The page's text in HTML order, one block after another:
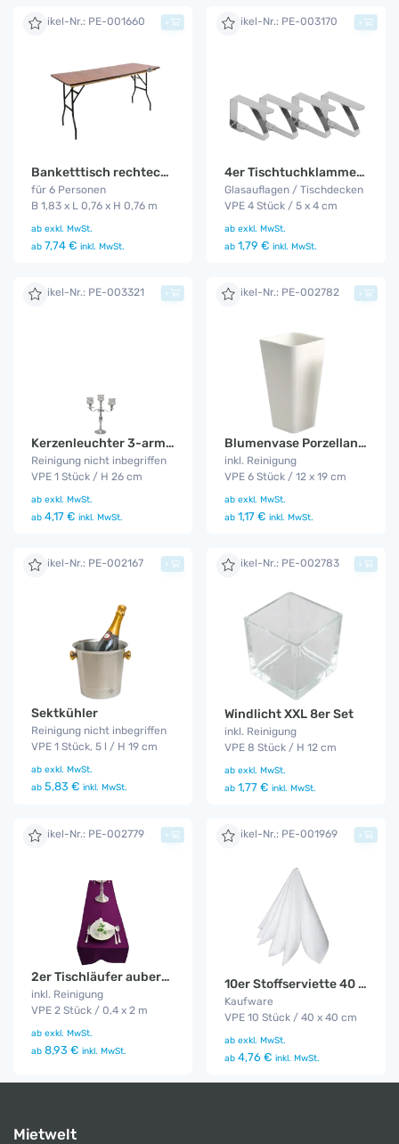
Artikel-Nr.: PE-001660
Banketttisch rechteckig 1,83 m
für 6 Personen
B 1,83 x L 0,76 x H 0,76 m
ab exkl. MwSt.
ab 7,74 € inkl. MwSt.
+ Artikel-Nr.: PE-003170
4er Tischtuchklammer Set
Glasauflagen / Tischdecken
VPE 4 Stück / 5 x 4 cm
ab exkl. MwSt.
ab 1,79 € inkl. MwSt.
+
Artikel-Nr.: PE-003321
Kerzenleuchter 3-armig 26 cm
Reinigung nicht inbegriffen
VPE 1 Stück / H 26 cm
ab exkl. MwSt.
ab 4,17 € inkl. MwSt.
+ Artikel-Nr.: PE-002782
Blumenvase Porzellan 6er Set
inkl. Reinigung
VPE 6 Stück / 12 x 19 cm
ab exkl. MwSt.
ab 1,17 € inkl. MwSt.
+
Artikel-Nr.: PE-002167
Sektkühler
Reinigung nicht inbegriffen
VPE 1 Stück, 5 l / H 19 cm
ab exkl. MwSt.
ab 5,83 € inkl. MwSt.
+ Artikel-Nr.: PE-002783
Windlicht XXL 8er Set
inkl. Reinigung
VPE 8 Stück / H 12 cm
ab exkl. MwSt.
ab 1,77 € inkl. MwSt.
+
Artikel-Nr.: PE-002779
2er Tischläufer aubergine
inkl. Reinigung
VPE 2 Stück / 0,4 x 2 m
ab exkl. MwSt.
ab 8,93 € inkl. MwSt.
+ Artikel-Nr.: PE-001969
10er Stoffserviette 40 x 40
Kaufware
VPE 10 Stück / 40 x 40 cm
ab exkl. MwSt.
ab 4,76 € inkl. MwSt.
+
Mietwelt